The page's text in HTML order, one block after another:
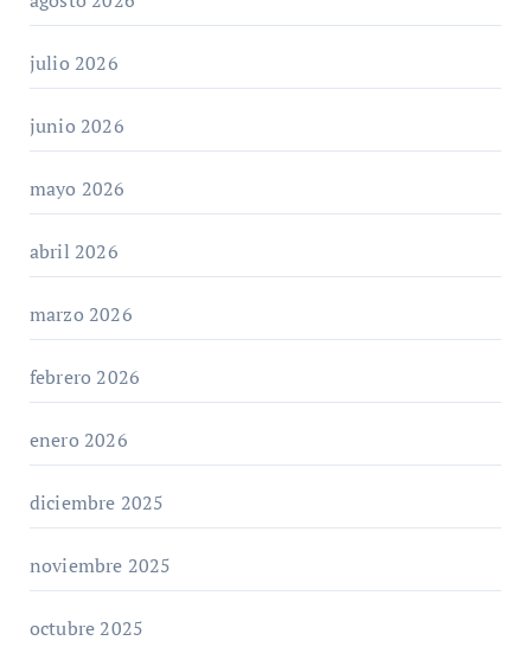
julio 2026
junio 2026
mayo 2026
abril 2026
marzo 2026
febrero 2026
enero 2026
diciembre 2025
noviembre 2025
octubre 2025